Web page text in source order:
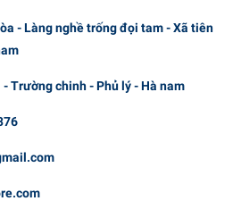
- Làng nghề trống đọi tam - Xã tiên
Trường chinh - Phủ lý - Hà nam